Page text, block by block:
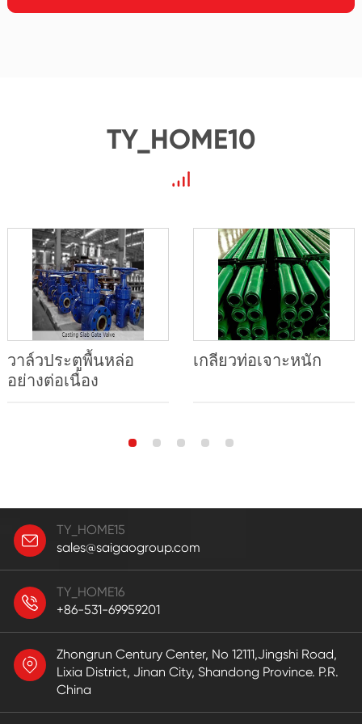
TY_HOME10
วาล์วประตูพื้นหล่อ
อย่างต่อเนื่อง
เกลียวท่อเจาะหนัก
TY_HOME15
sales@saigaogroup.com
TY_HOME16
+86-531-69959201
Zhongrun Century Center, No 12111,Jingshi Road,
Lixia District, Jinan City, Shandong Province. P.R.
China